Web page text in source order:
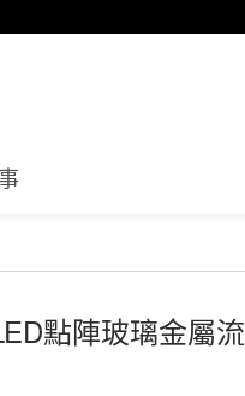
點陣玻璃金屬流